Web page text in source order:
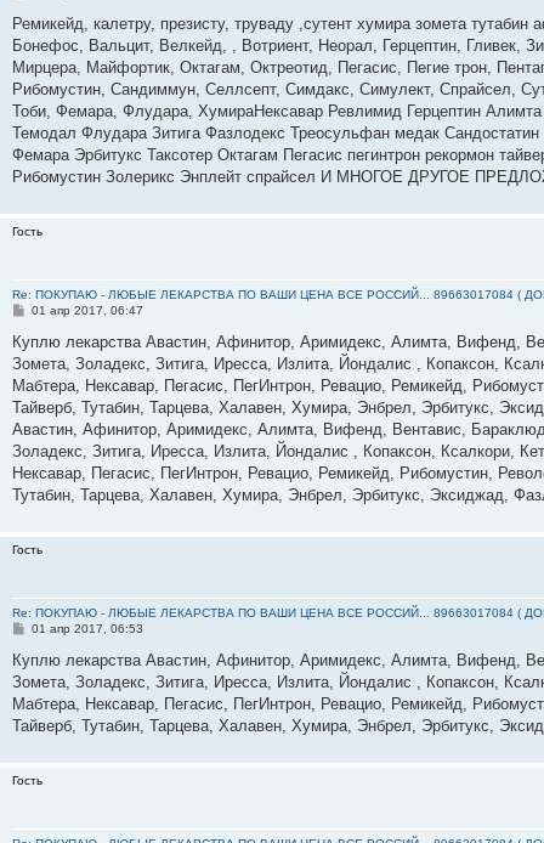
о
щ
е
и
е
Ремикейд, калетру, презисту, труваду ,сутент хумира зомета
Бонефос, Вальцит, Велкейд, , Вотриент, Неорал, Герцептин, Гливек,
Мирцера, Майфортик, Октагам, Октреотид, Пегасис, Пегие трон,
Рибомустин, Сандиммун, Селлсепт, Симдакс, Симулект, Спрайсел,
Тоби, Фемара, Флудара, ХумираНексавар Ревлимид Герцептин
Темодал Флудара Зитига Фазлодекс Треосульфан медак
Фемара Эрбитукс Таксотер Октагам Пегасис пегинтрон рекормон
Рибомустин Золерикс Энплейт спрайсел И МНОГОЕ ДРУГОЕ
Гость
Re: ПОКУПАЮ - ЛЮБЫЕ ЛЕКАРСТВА ПО ВАШИ ЦЕНА ВСЕ РОССИЙ... 89663017084 (
С
о
б
щ
е
и
е
01 апр 2017, 06:47
Куплю лекарства Авастин, Афинитор, Аримидекс, Алимта, Вифенд,
Зомета, Золадекс, Зитига, Иресса, Излита, Йондалис , Копаксон,
Мабтера, Нексавар, Пегасис, ПегИнтрон, Ревацио, Ремикейд,
Тайверб, Тутабин, Тарцева, Халавен, Хумира, Энбрел, Эрбитукс,
Авастин, Афинитор, Аримидекс, Алимта, Вифенд, Вентавис,
Золадекс, Зитига, Иресса, Излита, Йондалис , Копаксон, Ксалкори,
Нексавар, Пегасис, ПегИнтрон, Ревацио, Ремикейд, Рибомустин,
Тутабин, Тарцева, Халавен, Хумира, Энбрел, Эрбитукс, Эксиджад,
Гость
Re: ПОКУПАЮ - ЛЮБЫЕ ЛЕКАРСТВА ПО ВАШИ ЦЕНА ВСЕ РОССИЙ... 89663017084 (
С
о
б
щ
е
и
01 апр 2017, 06:53
Куплю лекарства Авастин, Афинитор, Аримидекс, Алимта, Вифенд,
Зомета, Золадекс, Зитига, Иресса, Излита, Йондалис , Копаксон,
Мабтера, Нексавар, Пегасис, ПегИнтрон, Ревацио, Ремикейд,
Тайверб, Тутабин, Тарцева, Халавен, Хумира, Энбрел, Эрбитукс,
Гость